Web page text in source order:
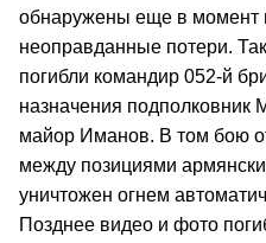
обнаружены еще в момент
неоправданные потери.
погибли командир 052-й
назначения подполковник
майор Иманов. В том бою
между позициями
уничтожен огнем
Позднее видео и фото